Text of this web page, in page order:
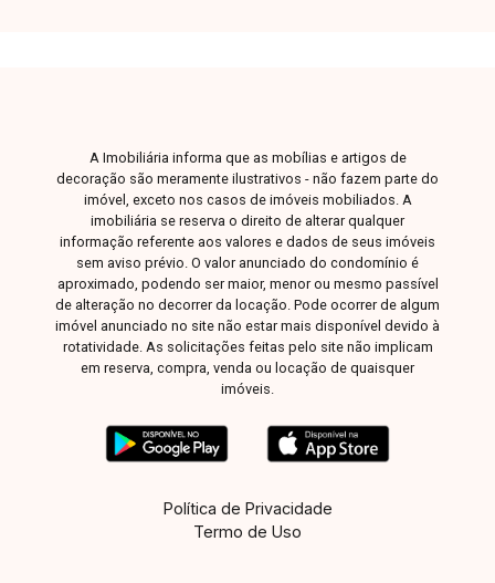
A Imobiliária informa que as mobílias e artigos de
decoração são meramente ilustrativos - não fazem parte do
imóvel, exceto nos casos de imóveis mobiliados. A
imobiliária se reserva o direito de alterar qualquer
informação referente aos valores e dados de seus imóveis
sem aviso prévio. O valor anunciado do condomínio é
aproximado, podendo ser maior, menor ou mesmo passível
de alteração no decorrer da locação. Pode ocorrer de algum
imóvel anunciado no site não estar mais disponível devido à
rotatividade. As solicitações feitas pelo site não implicam
em reserva, compra, venda ou locação de quaisquer
imóveis.
Política de Privacidade
Termo de Uso